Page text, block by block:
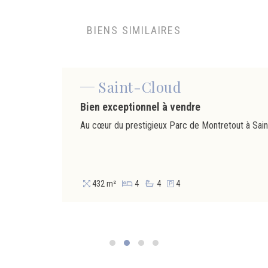
BIENS SIMILAIRES
Saint-Cloud
Bien exceptionnel à vendre
432 m² 4 4 4